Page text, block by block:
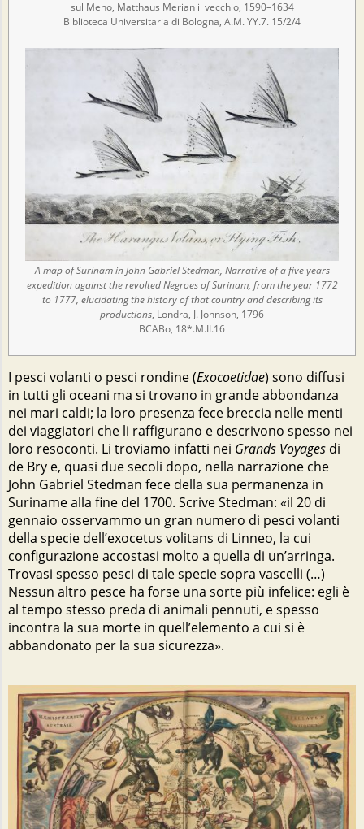
sul Meno, Matthaus Merian il vecchio, 1590–1634
Biblioteca Universitaria di Bologna, A.M. YY.7. 15/2/4
A map of Surinam in John Gabriel Stedman, Narrative of a five years
expedition against the revolted Negroes of Surinam, from the year 1772
to 1777, elucidating the history of that country and describing its
productions, Londra, J. Johnson, 1796
BCABo, 18*.M.II.16
I pesci volanti o pesci rondine (Exocoetidae) sono diffusi
in tutti gli oceani ma si trovano in grande abbondanza
nei mari caldi; la loro presenza fece breccia nelle menti
dei viaggiatori che li raffigurano e descrivono spesso nei
loro resoconti. Li troviamo infatti nei Grands Voyages di
de Bry e, quasi due secoli dopo, nella narrazione che
John Gabriel Stedman fece della sua permanenza in
Suriname alla fine del 1700. Scrive Stedman: «il 20 di
gennaio osservammo un gran numero di pesci volanti
della specie dell’exocetus volitans di Linneo, la cui
configurazione accostasi molto a quella di un’arringa.
Trovasi spesso pesci di tale specie sopra vascelli (…)
Nessun altro pesce ha forse una sorte più infelice: egli è
al tempo stesso preda di animali pennuti, e spesso
incontra la sua morte in quell’elemento a cui si è
abbandonato per la sua sicurezza».